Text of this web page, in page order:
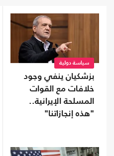
سياسة دولية
بزشكيان ينفي وجود
خلافات مع القوات
المسلحة الإيرانية..
"هذه إنجازاتنا"